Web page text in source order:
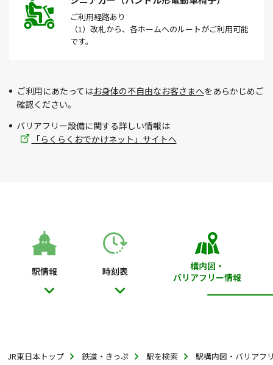
ご利用経路あり
（1）改札から、各ホームへのルートがご利用可能
です。
ご利用にあたってはお身体の不自由なお客さまへをあらかじめご
確認ください。
バリアフリー設備に関する詳しい情報は
「らくらくおでかけネット」サイトへ
駅情報 時刻表
構内図・
バリアフリー情報
JR東日本トップ 鉄道・きっぷ 駅を検索 駅構内図・バリアフ